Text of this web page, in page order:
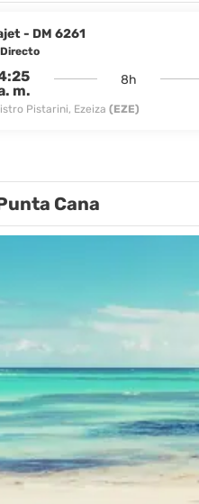
- DM 6261
Directo
m.
Pistarini, Ezeiza (EZE)
8h
Cana